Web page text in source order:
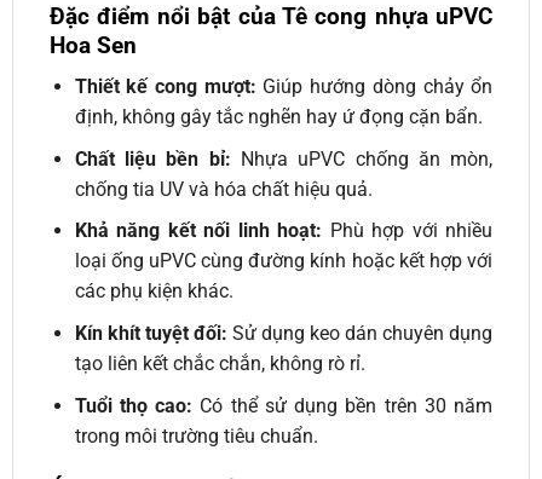
Đặc điểm nổi bật của Tê cong nhựa uPVC
Hoa Sen
Thiết kế cong mượt: Giúp hướng dòng chảy ổn
định, không gây tắc nghẽn hay ứ đọng cặn bẩn.
Chất liệu bền bỉ: Nhựa uPVC chống ăn mòn,
chống tia UV và hóa chất hiệu quả.
Khả năng kết nối linh hoạt: Phù hợp với nhiều
loại ống uPVC cùng đường kính hoặc kết hợp với
các phụ kiện khác.
Kín khít tuyệt đối: Sử dụng keo dán chuyên dụng
tạo liên kết chắc chắn, không rò rỉ.
Tuổi thọ cao: Có thể sử dụng bền trên 30 năm
trong môi trường tiêu chuẩn.